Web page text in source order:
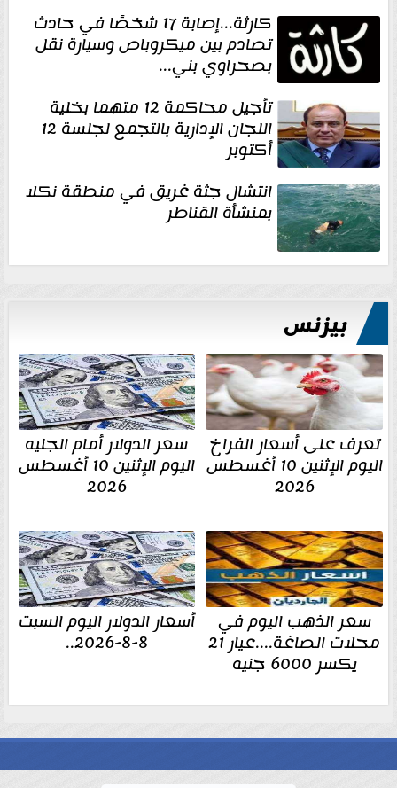
كارثة...إصابة 17 شخصًا في حادث
تصادم بين ميكروباص وسيارة نقل
بصحراوي بني...
تأجيل محاكمة 12 متهما بخلية
اللجان الإدارية بالتجمع لجلسة 12
أكتوبر
انتشال جثة غريق في منطقة نكلا
بمنشأة القناطر
بيزنس
تعرف على أسعار الفراخ
اليوم الإثنين 10 أغسطس
2026
سعر الدولار أمام الجنيه
اليوم الإثنين 10 أغسطس
2026
سعر الذهب اليوم في
محلات الصاغة....عيار 21
يكسر 6000 جنيه
أسعار الدولار اليوم السبت
8-8-2026..